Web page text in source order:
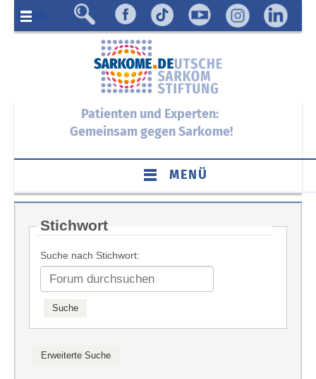
Menü
Patienten und Experten:
Gemeinsam gegen Sarkome!
MENÜ
Stichwort
Suche nach Stichwort: